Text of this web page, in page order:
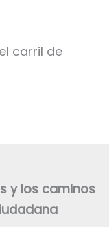
carril de
y los caminos